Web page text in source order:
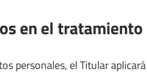
en el
personales, el Titular